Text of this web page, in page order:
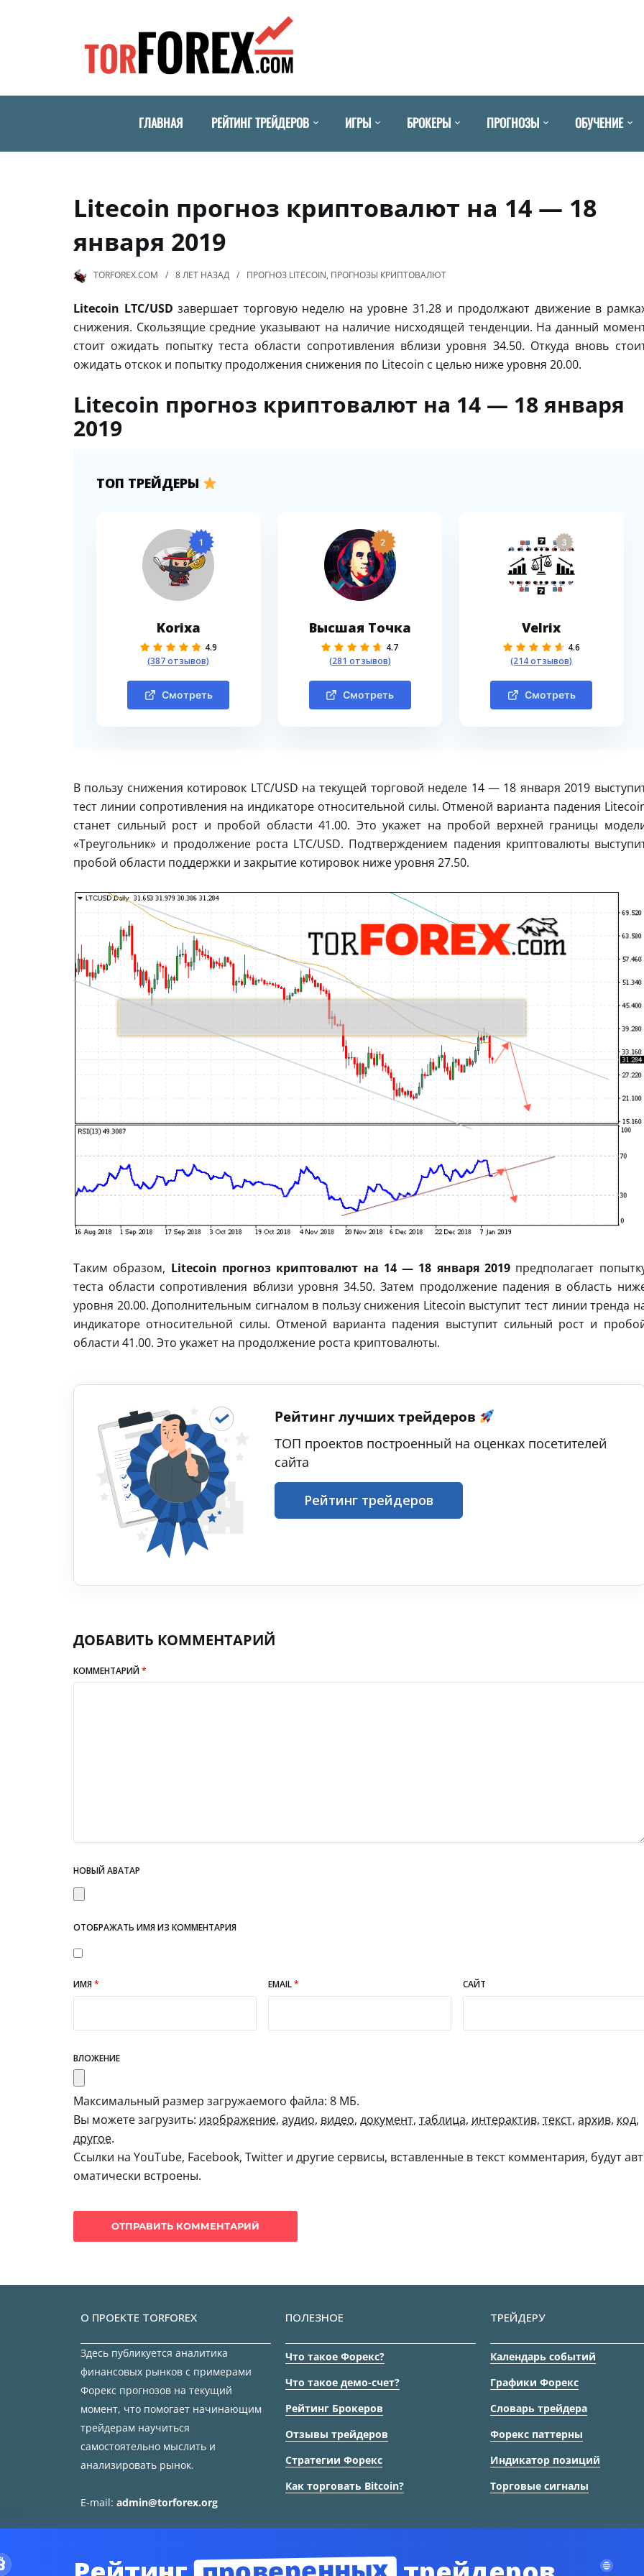
ГЛАВНАЯ РЕЙТИНГ ТРЕЙДЕРОВ ИГРЫ БРОКЕРЫ ПРОГНОЗЫ ОБУЧЕНИЕ
Litecoin прогноз криптовалют на 14 — 18
января 2019
TORFOREX.COM 8 ЛЕТ НАЗАД ПРОГНОЗ LITECOIN, ПРОГНОЗЫ КРИПТОВАЛЮТ
Litecoin LTC/USD завершает торговую неделю на уровне 31.28 и продолжают движение в
снижения. Скользящие средние указывают на наличие нисходящей тенденции. На данный
стоит ожидать попытку теста области сопротивления вблизи уровня 34.50. Откуда вновь
ожидать отскок и попытку продолжения снижения по Litecoin с целью ниже уровня 20.00.
Litecoin прогноз криптовалют на 14 — 18 января
2019
ТОП ТРЕЙДЕРЫ
1
Korixa
4.9
(387 отзывов)
Смотреть
2
Высшая Точка
4.7
(281 отзывов)
Смотреть
3
Velrix
4.6
(214 отзывов)
Смотреть
В пользу снижения котировок LTC/USD на текущей торговой неделе 14 — 18 января 2019
тест линии сопротивления на индикаторе относительной силы. Отменой варианта падения
станет сильный рост и пробой области 41.00. Это укажет на пробой верхней границы
«Треугольник» и продолжение роста LTC/USD. Подтверждением падения криптовалюты
пробой области поддержки и закрытие котировок ниже уровня 27.50.
Таким образом, Litecoin прогноз криптовалют на 14 — 18 января 2019 предполагает
теста области сопротивления вблизи уровня 34.50. Затем продолжение падения в область
уровня 20.00. Дополнительным сигналом в пользу снижения Litecoin выступит тест линии тренда
индикаторе относительной силы. Отменой варианта падения выступит сильный рост и
области 41.00. Это укажет на продолжение роста криптовалюты.
Рейтинг лучших трейдеров
ТОП проектов построенный на оценках посетителей
сайта
Рейтинг трейдеров
ДОБАВИТЬ КОММЕНТАРИЙ
КОММЕНТАРИЙ*
НОВЫЙ АВАТАР
ОТОБРАЖАТЬ ИМЯ ИЗ КОММЕНТАРИЯ
ИМЯ* EMAIL* САЙТ
ВЛОЖЕНИЕ
Максимальный размер загружаемого файла: 8 МБ.
Вы можете загрузить: изображение, аудио, видео, документ, таблица, интерактив, текст, архив, код,
другое.
Ссылки на YouTube, Facebook, Twitter и другие сервисы, вставленные в текст комментария, будут авт
оматически встроены.
О ПРОЕКТЕ TORFOREX
Здесь публикуется аналитика
финансовых рынков с примерами
Форекс прогнозов на текущий
момент, что помогает начинающим
трейдерам научиться
самостоятельно мыслить и
анализировать рынок.
E-mail: admin@torforex.org
ПОЛЕЗНОЕ
Что такое Форекс?
Что такое демо-счет?
Рейтинг Брокеров
Отзывы трейдеров
Стратегии Форекс
Как торговать Bitcoin?
ТРЕЙДЕРУ
Календарь событий
Графики Форекс
Словарь трейдера
Форекс паттерны
Индикатор позиций
Торговые сигналы